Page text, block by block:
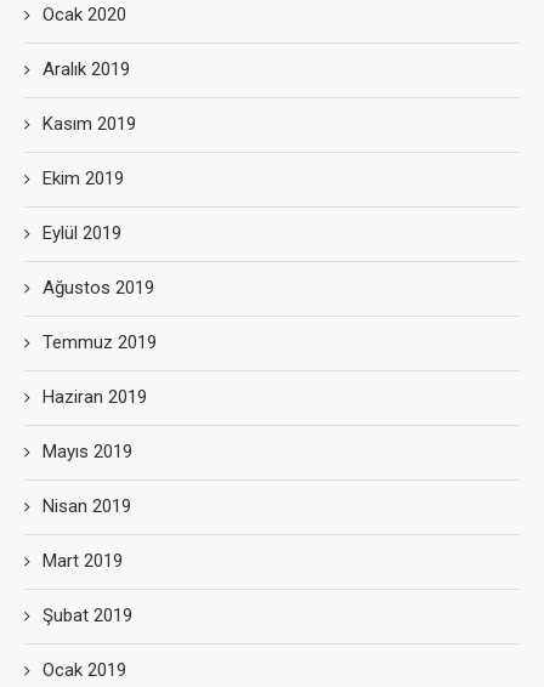
Ocak 2020
Aralık 2019
Kasım 2019
Ekim 2019
Eylül 2019
Ağustos 2019
Temmuz 2019
Haziran 2019
Mayıs 2019
Nisan 2019
Mart 2019
Şubat 2019
Ocak 2019